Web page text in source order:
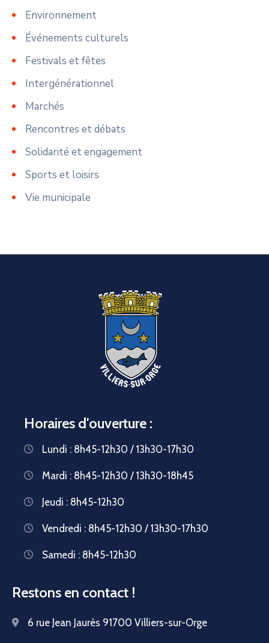
Environnement
Événements culturels
Festivals et fêtes
Intergénérationnel
Marchés
Rencontres et débats
Solidarité et engagement
Sports et loisirs
Vie municipale
Horaires d'ouverture :
Lundi : 8h45-12h30 / 13h30-17h30
Mardi : 8h45-12h30 / 13h30-18h45
Jeudi : 8h45-12h30
Vendredi : 8h45-12h30 / 13h30-17h30
Samedi : 8h45-12h30
Restons en contact !
6 rue Jean Jaurès 91700 Villiers-sur-Orge